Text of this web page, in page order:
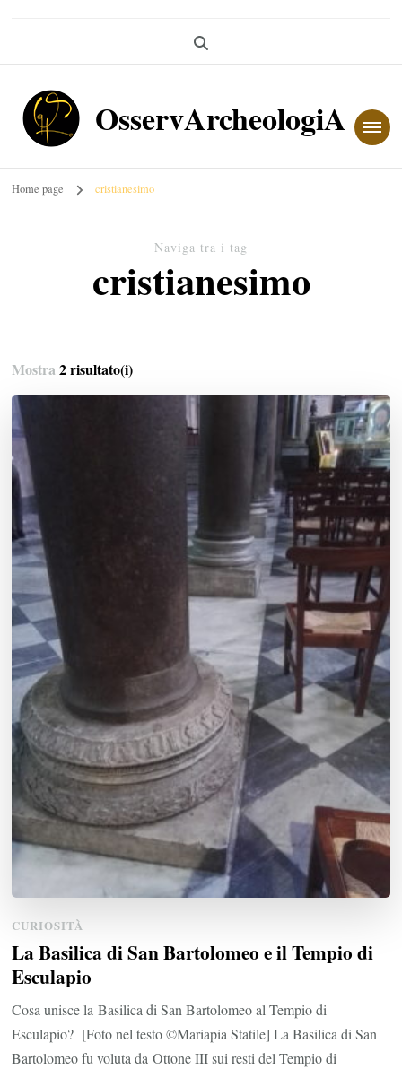
OsservArcheologiA
Home page cristianesimo
Naviga tra i tag
cristianesimo
Mostra2 risultato(i)
CURIOSITÀ
La Basilica di San Bartolomeo e il Tempio di
Esculapio
Cosa unisce la Basilica di San Bartolomeo al Tempio di
Esculapio? [Foto nel testo ©Mariapia Statile] La Basilica di San
Bartolomeo fu voluta da Ottone III sui resti del Tempio di